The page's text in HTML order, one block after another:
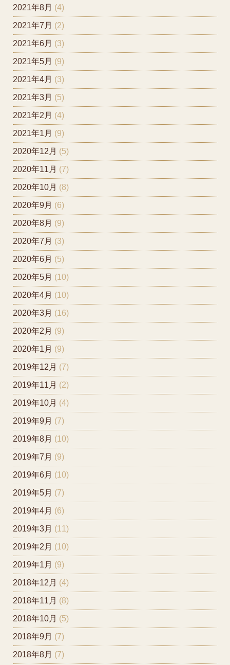
2021年8月 (4)
2021年7月 (2)
2021年6月 (3)
2021年5月 (9)
2021年4月 (3)
2021年3月 (5)
2021年2月 (4)
2021年1月 (9)
2020年12月 (5)
2020年11月 (7)
2020年10月 (8)
2020年9月 (6)
2020年8月 (9)
2020年7月 (3)
2020年6月 (5)
2020年5月 (10)
2020年4月 (10)
2020年3月 (16)
2020年2月 (9)
2020年1月 (9)
2019年12月 (7)
2019年11月 (2)
2019年10月 (4)
2019年9月 (7)
2019年8月 (10)
2019年7月 (9)
2019年6月 (10)
2019年5月 (7)
2019年4月 (6)
2019年3月 (11)
2019年2月 (10)
2019年1月 (9)
2018年12月 (4)
2018年11月 (8)
2018年10月 (5)
2018年9月 (7)
2018年8月 (7)